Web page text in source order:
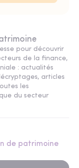
pour découvrir
de la finance,
: actualités
articles
les
du secteur
de patrimoine